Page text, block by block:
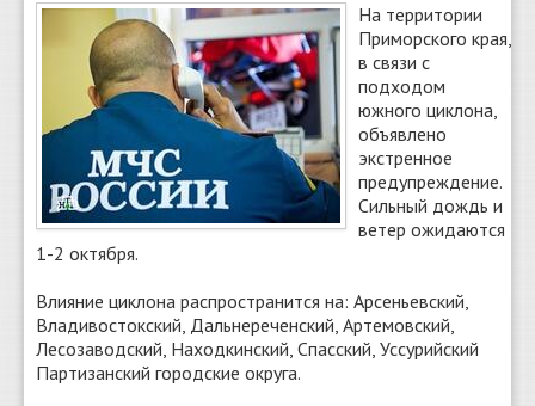
О сайте
Найти
На территории
Приморского края,
в связи с
подходом
южного циклона,
объявлено
экстренное
предупреждение.
Сильный дождь и
ветер ожидаются
1-2 октября.
Влияние циклона распространится на: Арсеньевский,
Владивостокский, Дальнереченский, Артемовский,
Лесозаводский, Находкинский, Спасский, Уссурийский
Партизанский городские округа.